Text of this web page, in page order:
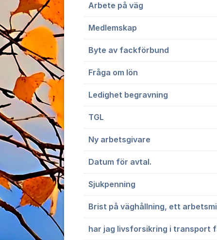
Arbete på väg
Medlemskap
Byte av fackförbund
Fråga om lön
Ledighet begravning
TGL
Ny arbetsgivare
Datum för avtal.
Sjukpenning
Brist på väghållning, ett
har jag livsforsikring i transport